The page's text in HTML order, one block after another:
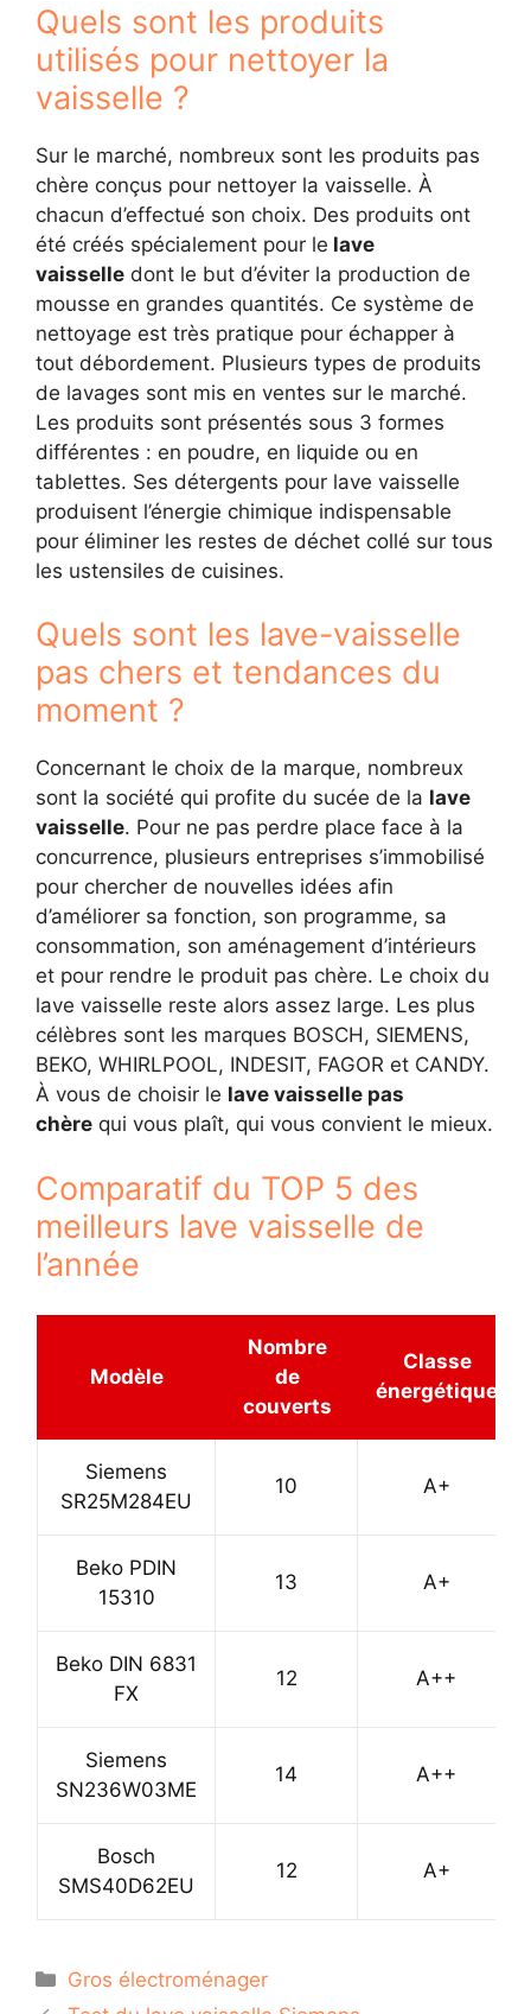
Quels sont les produits
utilisés pour nettoyer la
vaisselle ?
Sur le marché, nombreux sont les produits pas
chère conçus pour nettoyer la vaisselle. À
chacun d’effectué son choix. Des produits ont
été créés spécialement pour le lave
vaisselle dont le but d’éviter la production de
mousse en grandes quantités. Ce système de
nettoyage est très pratique pour échapper à
tout débordement. Plusieurs types de produits
de lavages sont mis en ventes sur le marché.
Les produits sont présentés sous 3 formes
différentes : en poudre, en liquide ou en
tablettes. Ses détergents pour lave vaisselle
produisent l’énergie chimique indispensable
pour éliminer les restes de déchet collé sur tous
les ustensiles de cuisines.
Quels sont les lave-vaisselle
pas chers et tendances du
moment ?
Concernant le choix de la marque, nombreux
sont la société qui profite du sucée de la lave
vaisselle. Pour ne pas perdre place face à la
concurrence, plusieurs entreprises s’immobilisé
pour chercher de nouvelles idées afin
d’améliorer sa fonction, son programme, sa
consommation, son aménagement d’intérieurs
et pour rendre le produit pas chère. Le choix du
lave vaisselle reste alors assez large. Les plus
célèbres sont les marques BOSCH, SIEMENS,
BEKO, WHIRLPOOL, INDESIT, FAGOR et CANDY.
À vous de choisir le lave vaisselle pas
chère qui vous plaît, qui vous convient le mieux.
Comparatif du TOP 5 des
meilleurs lave vaisselle de
l’année
Modèle
Nombre
de
couverts
Classe
énergétique
Siemens
SR25M284EU
10 A+
Beko PDIN
15310
13 A+
Beko DIN 6831
FX
12 A++
Siemens
SN236W03ME
14 A++
Bosch
SMS40D62EU
12 A+
Catégories
Gros électroménager